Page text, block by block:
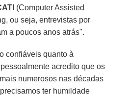
(Computer Assisted
ou seja, entrevistas por
a poucos anos atrás".
confiáveis quanto à
acredito que os
numerosos nas décadas
ter humildade